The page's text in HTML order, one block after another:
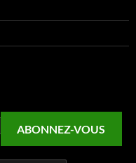
ABONNEZ-VOUS